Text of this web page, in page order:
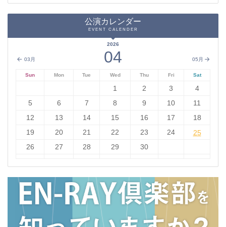
公演カレンダー
EVENT CALENDER
03月 05月
2026
04
Sun Mon Tue Wed Thu Fri Sat
1 2 3
4
5
6 7 8 9 10
11
12
13 14 15 16 17
18
19
20 21 22 23 24 25
25
26
27 28 29 30